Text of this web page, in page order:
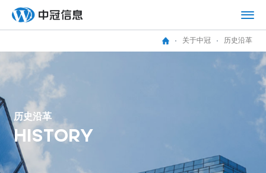
关于中冠 历史沿革
历史沿革
HISTORY